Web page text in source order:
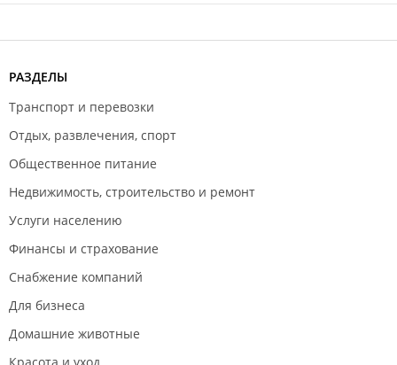
РАЗДЕЛЫ
Транспорт и перевозки
Отдых, развлечения, спорт
Общественное питание
Недвижимость, строительство и ремонт
Услуги населению
Финансы и страхование
Снабжение компаний
Для бизнеса
Домашние животные